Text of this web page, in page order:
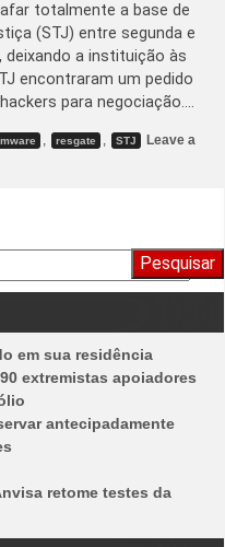
totalmente a base de
(STJ) entre segunda e
a instituição às
encontraram um pedido
para negociação.…
, resgate , STJ
Leave a
em sua residência
extremistas apoiadores
antecipadamente
retome testes da